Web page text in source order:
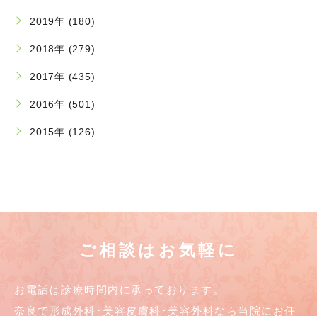
2019年 (180)
2018年 (279)
2017年 (435)
2016年 (501)
2015年 (126)
ご相談はお気軽に
お電話は診療時間内に承っております。
奈良で形成外科･美容皮膚科･美容外科なら当院にお任